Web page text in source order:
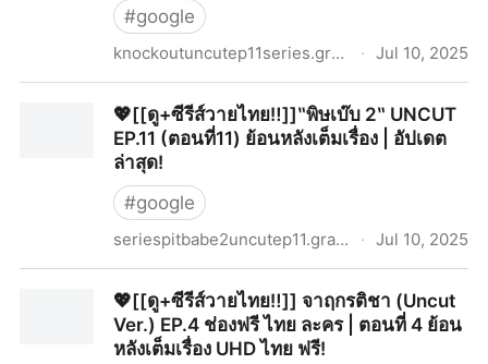
#google
knockoutuncutep11series.graphy.com · Jul 10, 2025
Ver.) ช่องฟรีไทยละคร | ตอนที่ 11 ย้อนหลังเต็มเรื่อง UHD
💖[[ดู+ซีรีส์วายไทย‼️]]‶พิษเบ๊บ 2‶ UNCUT
EP.11 (ตอนที่11) ย้อนหลังเต็มเรื่อง | อัปเดต
ล่าสุด!
#google
seriespitbabe2uncutep11.graphy.com · Jul 10, 2025
ที่11) ย้อนหลังเต็มเรื่อง | อัปเดตล่าสุด!
💖[[ดู+ซีรีส์วายไทย‼️]] จาฤกรติชา (Uncut
Ver.) EP.4 ช่องฟรี ไทย ละคร | ตอนที่ 4 ย้อน
หลังเต็มเรื่อง UHD ไทย ฟรี!